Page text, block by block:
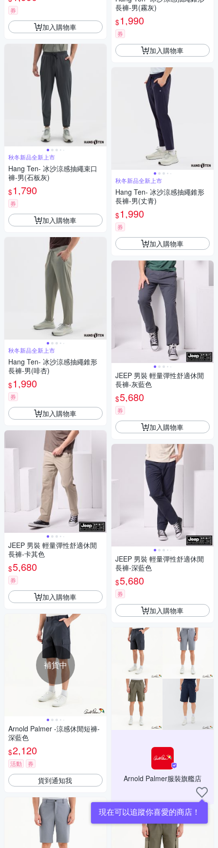
券
加入購物車
秋冬新品全新上市
Hang Ten- 冰沙涼感抽繩束口
褲-男(石板灰)
$1,790
券
加入購物車
秋冬新品全新上市
Hang Ten- 冰沙涼感抽繩錐形
長褲-男(啡杏)
$1,990
券
加入購物車
JEEP 男裝 輕量彈性舒適休閒
長褲-卡其色
$5,680
券
加入購物車
補貨中
Arnold Palmer -涼感休閒短褲-
深藍色
$2,120
活動 券
貨到通知我
長褲-男(霧灰)
$1,990
券
加入購物車
秋冬新品全新上市
Hang Ten- 冰沙涼感抽繩錐形
長褲-男(丈青)
$1,990
券
加入購物車
JEEP 男裝 輕量彈性舒適休閒
長褲-灰藍色
$5,680
券
加入購物車
JEEP 男裝 輕量彈性舒適休閒
長褲-深藍色
$5,680
券
加入購物車
Arnold Palmer服裝旗艦店
現在可以追蹤你喜愛的商店！